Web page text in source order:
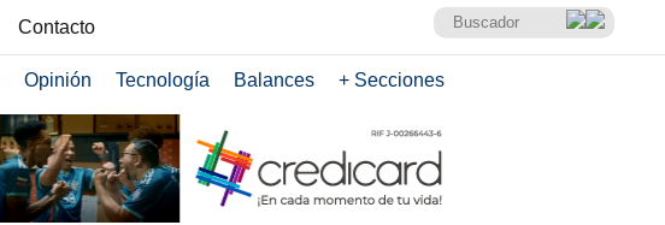
Contacto
Opinión Tecnología Balances + Secciones